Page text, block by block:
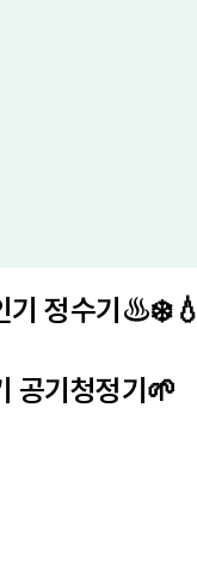
정수기♨️❄️💧
공기청정기🌱